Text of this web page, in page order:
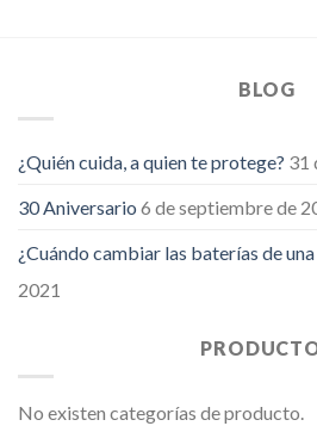
BLOG
¿Quién cuida, a quien te protege? 31
30 Aniversario 6 de septiembre de
¿Cuándo cambiar las baterías de una
2021
No existen categorías de producto.